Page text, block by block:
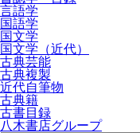
言語学
国語学
国文学
国文学（近代）
古典芸能
古典複製
近代自筆物
古典籍
古書目録
八木書店グループ